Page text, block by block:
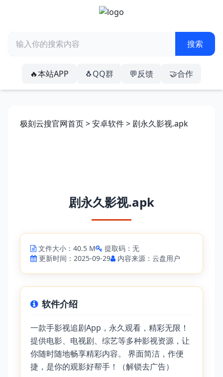
🔥本站APP 🐧QQ群 💬反馈 🤝合作
极刻云搜官网首页>安卓软件> 剧永久影视.apk
剧永久影视.apk
文件大小：40.5 M
提取码：无
更新时间：2025-09-29
内容来源：云盘用户
软件介绍
一款手影视追剧App，永久观看，精彩无限！
提供电影、电视剧、综艺等多种影视资源，让
你随时随地畅享精彩内容。 界面简洁，作便
捷，是你的观影好帮手！（解锁去广告）